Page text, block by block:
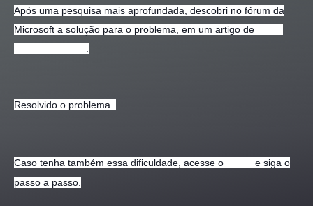
Após uma pesquisa mais aprofundada, descobri no fórum da
Microsoft a solução para o problema, em um artigo de
Resolvido o problema.
Caso tenha também essa dificuldade, acesse o
e siga o
passo a passo.